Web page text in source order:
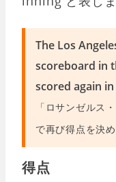
The Los
scoreboard in
scored again
「ロサンゼルス
で再び得点を決め
得点